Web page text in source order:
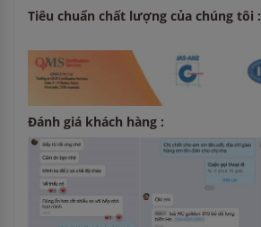
Tiêu chuẩn chất lượng của chúng tôi :
Đánh giá khách hàng :